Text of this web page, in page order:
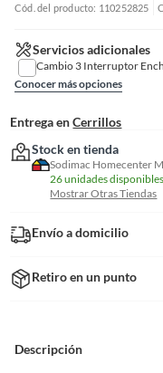
Cód. del producto: 110252825
Servicios adicionales
Cambio 3 Interruptor
Conocer más opciones
Entrega en Cerrillos
Stock en tienda
Sodimac Homecenter
26 unidades disponibles
Mostrar Otras Tiendas
Envío a domicilio
Retiro en un punto
Descripción